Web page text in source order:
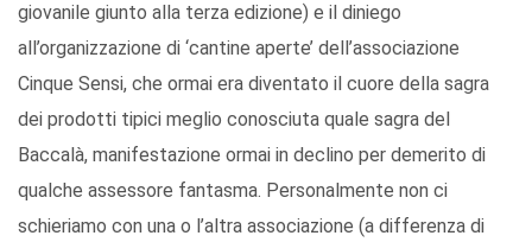
giovanile giunto alla terza edizione) e il diniego
all’organizzazione di ‘cantine aperte’ dell’associazione
Cinque Sensi, che ormai era diventato il cuore della sagra
dei prodotti tipici meglio conosciuta quale sagra del
Baccalà, manifestazione ormai in declino per demerito di
qualche assessore fantasma. Personalmente non ci
schieriamo con una o l’altra associazione (a differenza di